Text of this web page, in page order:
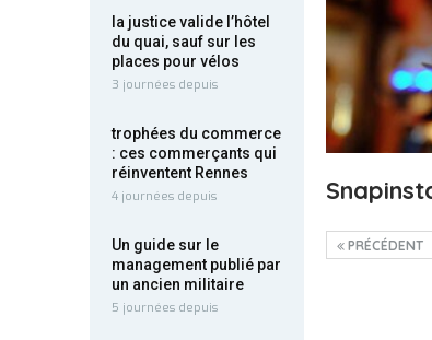
PRÉCÉDENT
la justice valide l’hôtel
du quai, sauf sur les
places pour vélos
3 journées depuis
trophées du commerce
: ces commerçants qui
réinventent Rennes
4 journées depuis
Un guide sur le
management publié par
un ancien militaire
5 journées depuis